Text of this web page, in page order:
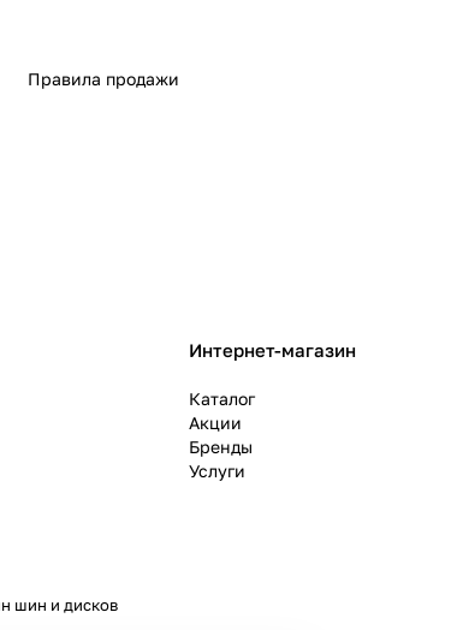
Правила продажи
Интернет-магазин
Каталог
Акции
Бренды
Услуги
шин и дисков